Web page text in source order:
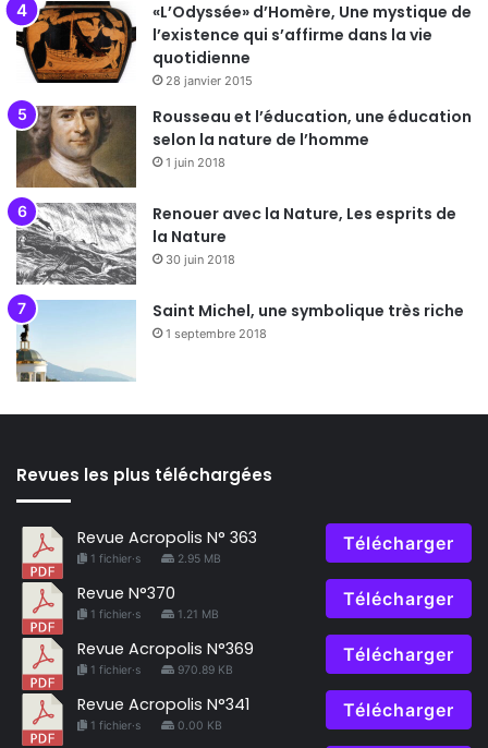
«L’Odyssée» d’Homère, Une mystique de
l’existence qui s’affirme dans la vie
quotidienne
28 janvier 2015
Rousseau et l’éducation, une éducation
selon la nature de l’homme
1 juin 2018
Renouer avec la Nature, Les esprits de
la Nature
30 juin 2018
Saint Michel, une symbolique très riche
1 septembre 2018
Revues les plus téléchargées
Revue Acropolis N° 363
1 fichier·s 2.95 MB
Télécharger
Revue N°370
1 fichier·s 1.21 MB
Télécharger
Revue Acropolis N°369
1 fichier·s 970.89 KB
Télécharger
Revue Acropolis N°341
1 fichier·s 0.00 KB
Télécharger